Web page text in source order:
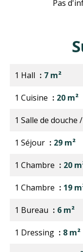
Pas
1 Hall 7 m²
1 Cuisine 20 m²
1 Salle de douche
1 Séjour 29 m²
1 Chambre 20
1 Chambre 19
1 Bureau 6 m²
1 Dressing 8 m²